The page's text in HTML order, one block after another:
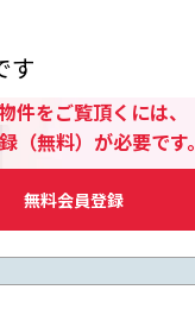
す
件をご覧頂くには、
（無料）が必要です。
無料会員登録